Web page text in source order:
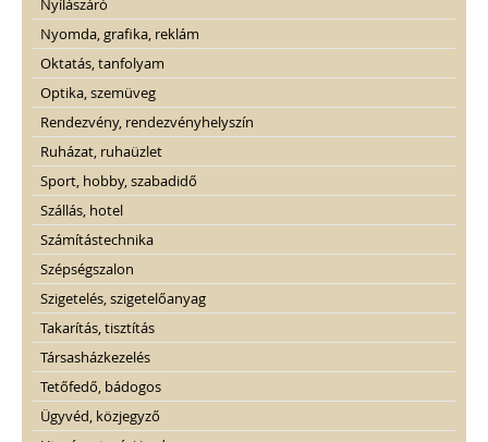
Nyílászáró
Nyomda, grafika, reklám
Oktatás, tanfolyam
Optika, szemüveg
Rendezvény, rendezvényhelyszín
Ruházat, ruhaüzlet
Sport, hobby, szabadidő
Szállás, hotel
Számítástechnika
Szépségszalon
Szigetelés, szigetelőanyag
Takarítás, tisztítás
Társasházkezelés
Tetőfedő, bádogos
Ügyvéd, közjegyző